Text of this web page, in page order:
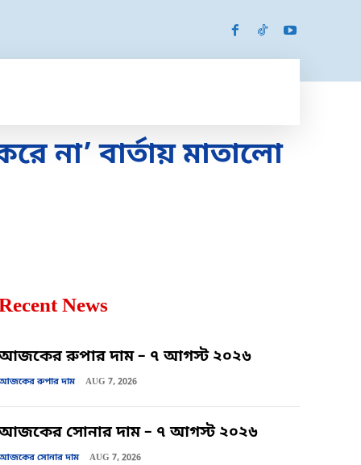
না’ বার্তায় মাতালো
News
রুপার দাম – ৭ আগস্ট ২০২৬
রুপার দাম AUG 7, 2026
সোনার দাম – ৭ আগস্ট ২০২৬
সোনার দাম AUG 7, 2026